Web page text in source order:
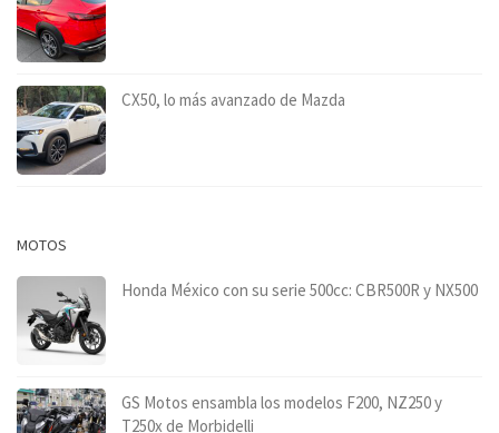
CX50, lo más avanzado de Mazda
MOTOS
Honda México con su serie 500cc: CBR500R y NX500
GS Motos ensambla los modelos F200, NZ250 y
T250x de Morbidelli